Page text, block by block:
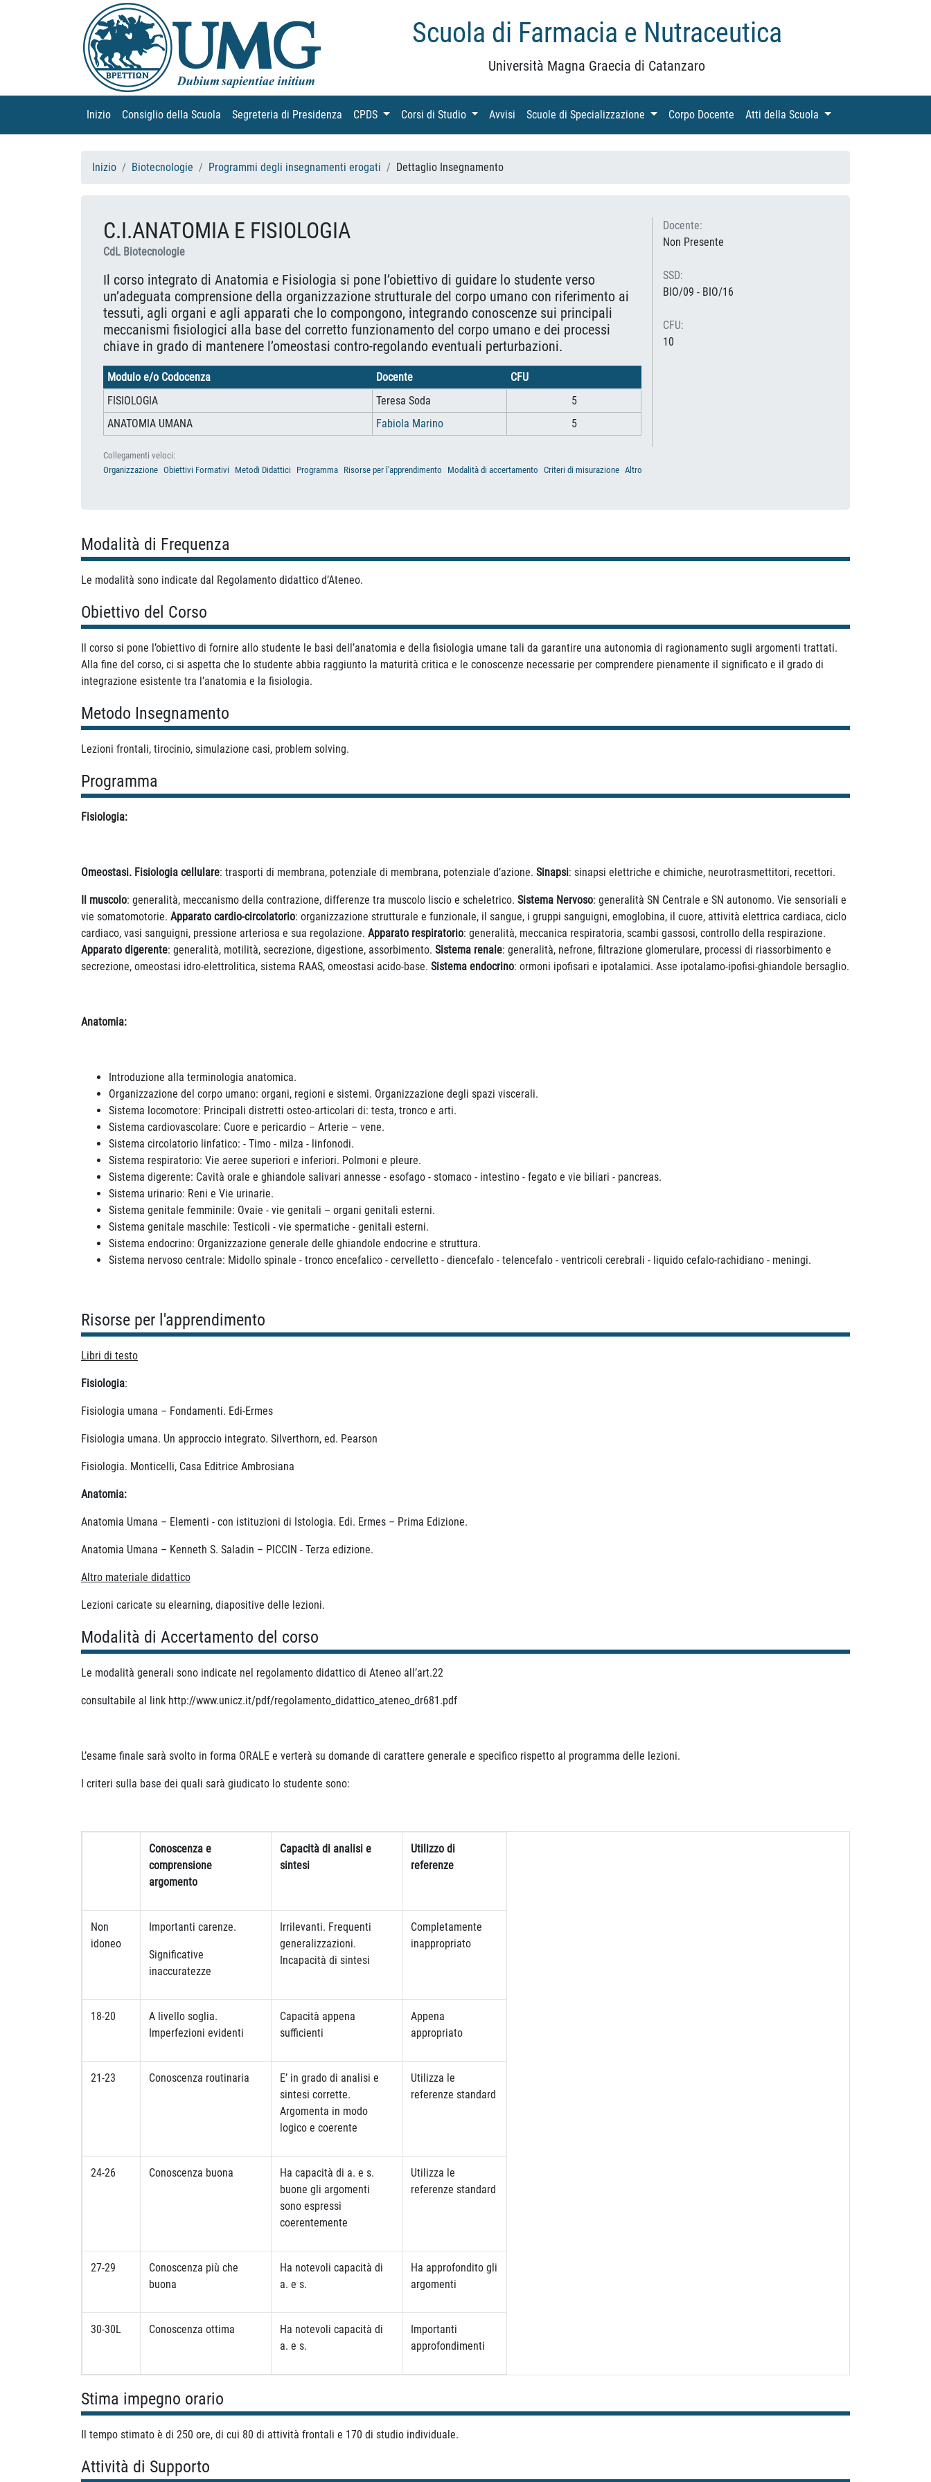
Scuola di Farmacia e Nutraceutica
Università Magna Graecia di Catanzaro
Inizio (current)
Consiglio della Scuola (current)
Segreteria di Presidenza (current)
CPDS (current)Corsi di Studio (current)
Avvisi (current)
Scuole di Specializzazione (current)Corpo Docente (current)
Atti della Scuola (current)
Inizio Biotecnologie Programmi degli insegnamenti erogati Dettaglio Insegnamento
C.I.ANATOMIA E FISIOLOGIA
CdL Biotecnologie
Il corso integrato di Anatomia e Fisiologia si pone l’obiettivo di guidare lo studente verso
un’adeguata comprensione della organizzazione strutturale del corpo umano con riferimento ai
tessuti, agli organi e agli apparati che lo compongono, integrando conoscenze sui principali
meccanismi fisiologici alla base del corretto funzionamento del corpo umano e dei processi
chiave in grado di mantenere l’omeostasi contro-regolando eventuali perturbazioni.
Modulo e/o Codocenza Docente
CFU
FISIOLOGIA
Teresa Soda
5
ANATOMIA UMANA
Fabiola Marino 5
Docente:
Non Presente
SSD:
BIO/09 - BIO/16
CFU:
10
Collegamenti veloci:
Organizzazione Obiettivi Formativi Metodi Didattici Programma Risorse per l'apprendimento Modalità di accertamento Criteri di misurazione Altro
Modalità di Frequenza
Le modalità sono indicate dal Regolamento didattico d’Ateneo.
Obiettivo del Corso
Il corso si pone l’obiettivo di fornire allo studente le basi dell’anatomia e della fisiologia umane tali da garantire una autonomia di ragionamento sugli argomenti trattati.
Alla fine del corso, ci si aspetta che lo studente abbia raggiunto la maturità critica e le conoscenze necessarie per comprendere pienamente il significato e il grado di
integrazione esistente tra l’anatomia e la fisiologia.
Metodo Insegnamento
Lezioni frontali, tirocinio, simulazione casi, problem solving.
Programma
Fisiologia:
Omeostasi. Fisiologia cellulare: trasporti di membrana, potenziale di membrana, potenziale d’azione. Sinapsi: sinapsi elettriche e chimiche, neurotrasmettitori, recettori.
Il muscolo: generalità, meccanismo della contrazione, differenze tra muscolo liscio e scheletrico. Sistema Nervoso: generalità SN Centrale e SN autonomo. Vie sensoriali e
vie somatomotorie. Apparato cardio-circolatorio: organizzazione strutturale e funzionale, il sangue, i gruppi sanguigni, emoglobina, il cuore, attività elettrica cardiaca, ciclo
cardiaco, vasi sanguigni, pressione arteriosa e sua regolazione. Apparato respiratorio: generalità, meccanica respiratoria, scambi gassosi, controllo della respirazione.
Apparato digerente: generalità, motilità, secrezione, digestione, assorbimento. Sistema renale: generalità, nefrone, filtrazione glomerulare, processi di riassorbimento e
secrezione, omeostasi idro-elettrolitica, sistema RAAS, omeostasi acido-base. Sistema endocrino: ormoni ipofisari e ipotalamici. Asse ipotalamo-ipofisi-ghiandole bersaglio.
Anatomia:
Introduzione alla terminologia anatomica.
Organizzazione del corpo umano: organi, regioni e sistemi. Organizzazione degli spazi viscerali.
Sistema locomotore: Principali distretti osteo-articolari di: testa, tronco e arti.
Sistema cardiovascolare: Cuore e pericardio – Arterie – vene.
Sistema circolatorio linfatico: - Timo - milza - linfonodi.
Sistema respiratorio: Vie aeree superiori e inferiori. Polmoni e pleure.
Sistema digerente: Cavità orale e ghiandole salivari annesse - esofago - stomaco - intestino - fegato e vie biliari - pancreas.
Sistema urinario: Reni e Vie urinarie.
Sistema genitale femminile: Ovaie - vie genitali – organi genitali esterni.
Sistema genitale maschile: Testicoli - vie spermatiche - genitali esterni.
Sistema endocrino: Organizzazione generale delle ghiandole endocrine e struttura.
Sistema nervoso centrale: Midollo spinale - tronco encefalico - cervelletto - diencefalo - telencefalo - ventricoli cerebrali - liquido cefalo-rachidiano - meningi.
Risorse per l'apprendimento
Libri di testo
Fisiologia:
Fisiologia umana – Fondamenti. Edi-Ermes
Fisiologia umana. Un approccio integrato. Silverthorn, ed. Pearson
Fisiologia. Monticelli, Casa Editrice Ambrosiana
Anatomia:
Anatomia Umana – Elementi - con istituzioni di Istologia. Edi. Ermes – Prima Edizione.
Anatomia Umana – Kenneth S. Saladin – PICCIN - Terza edizione.
Altro materiale didattico
Lezioni caricate su elearning, diapositive delle lezioni.
Modalità di Accertamento del corso
Le modalità generali sono indicate nel regolamento didattico di Ateneo all’art.22
consultabile al link http://www.unicz.it/pdf/regolamento_didattico_ateneo_dr681.pdf
L’esame finale sarà svolto in forma ORALE e verterà su domande di carattere generale e specifico rispetto al programma delle lezioni.
I criteri sulla base dei quali sarà giudicato lo studente sono:
Conoscenza e
comprensione
argomento
Capacità di analisi e
sintesi
Utilizzo di
referenze
Non
idoneo
Importanti carenze.
Significative
inaccuratezze
Irrilevanti. Frequenti
generalizzazioni.
Incapacità di sintesi
Completamente
inappropriato
18-20
A livello soglia.
Imperfezioni evidenti
Capacità appena
sufficienti
Appena
appropriato
21-23 Conoscenza routinaria
E’ in grado di analisi e
sintesi corrette.
Argomenta in modo
logico e coerente
Utilizza le
referenze standard
24-26 Conoscenza buona
Ha capacità di a. e s.
buone gli argomenti
sono espressi
coerentemente
Utilizza le
referenze standard
27-29
Conoscenza più che
buona
Ha notevoli capacità di
a. e s.
Ha approfondito gli
argomenti
30-30L Conoscenza ottima
Ha notevoli capacità di
a. e s.
Importanti
approfondimenti
Stima impegno orario
Il tempo stimato è di 250 ore, di cui 80 di attività frontali e 170 di studio individuale.
Attività di Supporto